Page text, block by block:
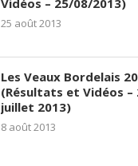
Vidéos – 25/08/2013)
25 août 2013
Les Veaux Bordelais
(Résultats et Vidéos –
juillet 2013)
8 août 2013